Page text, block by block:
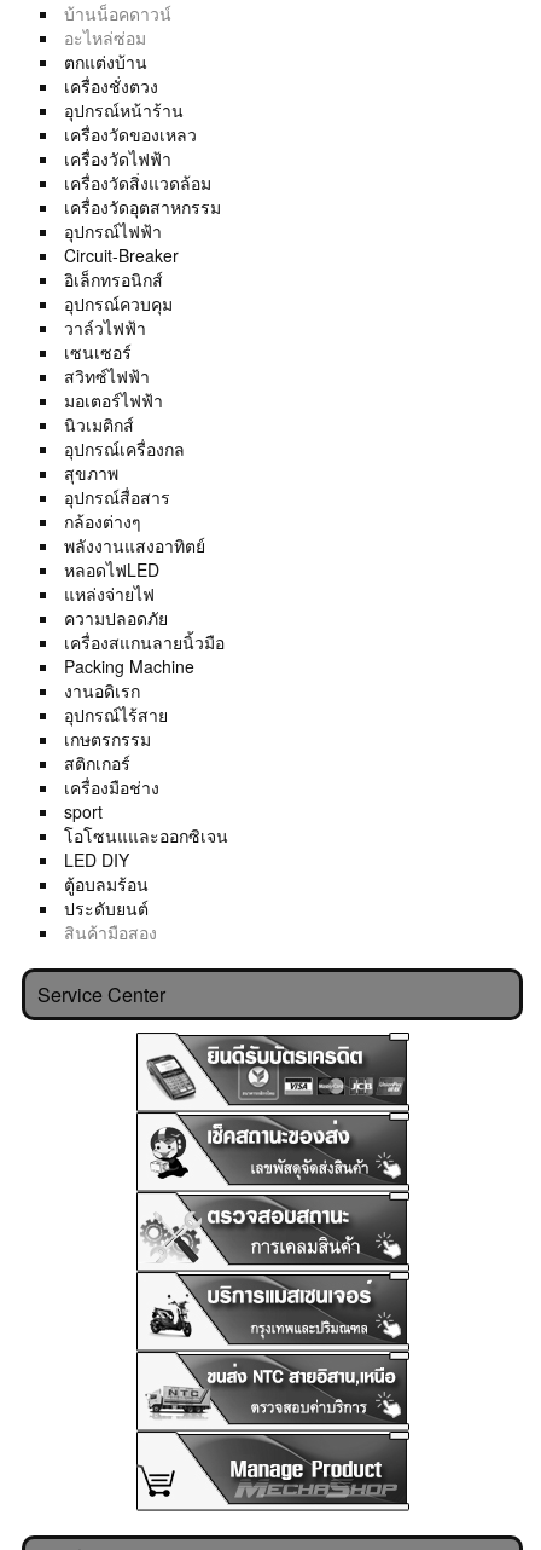
บ้านน็อคดาวน์
อะไหล่ซ่อม
ตกแต่งบ้าน
เครื่องชั่งตวง
อุปกรณ์หน้าร้าน
เครื่องวัดของเหลว
เครื่องวัดไฟฟ้า
เครื่องวัดสิ่งแวดล้อม
เครื่องวัดอุตสาหกรรม
อุปกรณ์ไฟฟ้า
Circuit-Breaker
อิเล็กทรอนิกส์
อุปกรณ์ควบคุม
วาล์วไฟฟ้า
เซนเซอร์
สวิทซ์ไฟฟ้า
มอเตอร์ไฟฟ้า
นิวเมติกส์
อุปกรณ์เครื่องกล
สุขภาพ
อุปกรณ์สื่อสาร
กล้องต่างๆ
พลังงานแสงอาทิตย์
หลอดไฟLED
แหล่งจ่ายไฟ
ความปลอดภัย
เครื่องสแกนลายนิ้วมือ
Packing Machine
งานอดิเรก
อุปกรณ์ไร้สาย
เกษตรกรรม
สติกเกอร์
เครื่องมือช่าง
sport
โอโซนแและออกซิเจน
LED DIY
ตู้อบลมร้อน
ประดับยนต์
สินค้ามือสอง
Service Center